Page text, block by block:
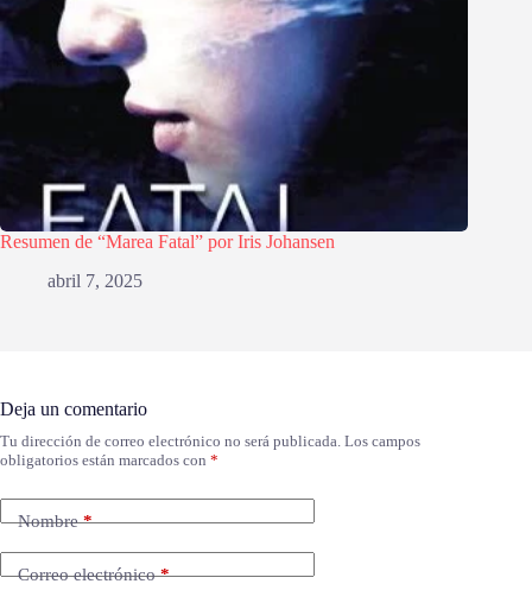
Resumen de “Marea Fatal” por Iris Johansen
abril 7, 2025
Deja un comentario
Tu dirección de correo electrónico no será publicada. Los campos
obligatorios están marcados con *
Nombre*
Correo electrónico*